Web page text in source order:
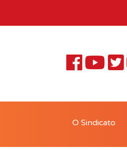
O Sindicato